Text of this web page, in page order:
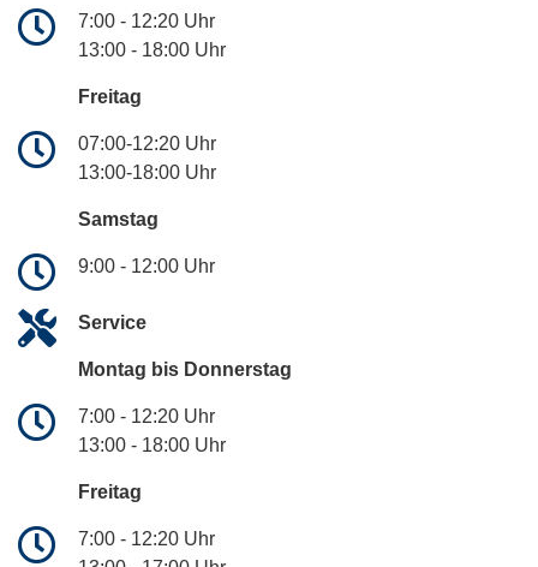
7:00 - 12:20 Uhr
13:00 - 18:00 Uhr
Freitag
07:00-12:20 Uhr
13:00-18:00 Uhr
Samstag
9:00 - 12:00 Uhr
Service
Montag bis Donnerstag
7:00 - 12:20 Uhr
13:00 - 18:00 Uhr
Freitag
7:00 - 12:20 Uhr